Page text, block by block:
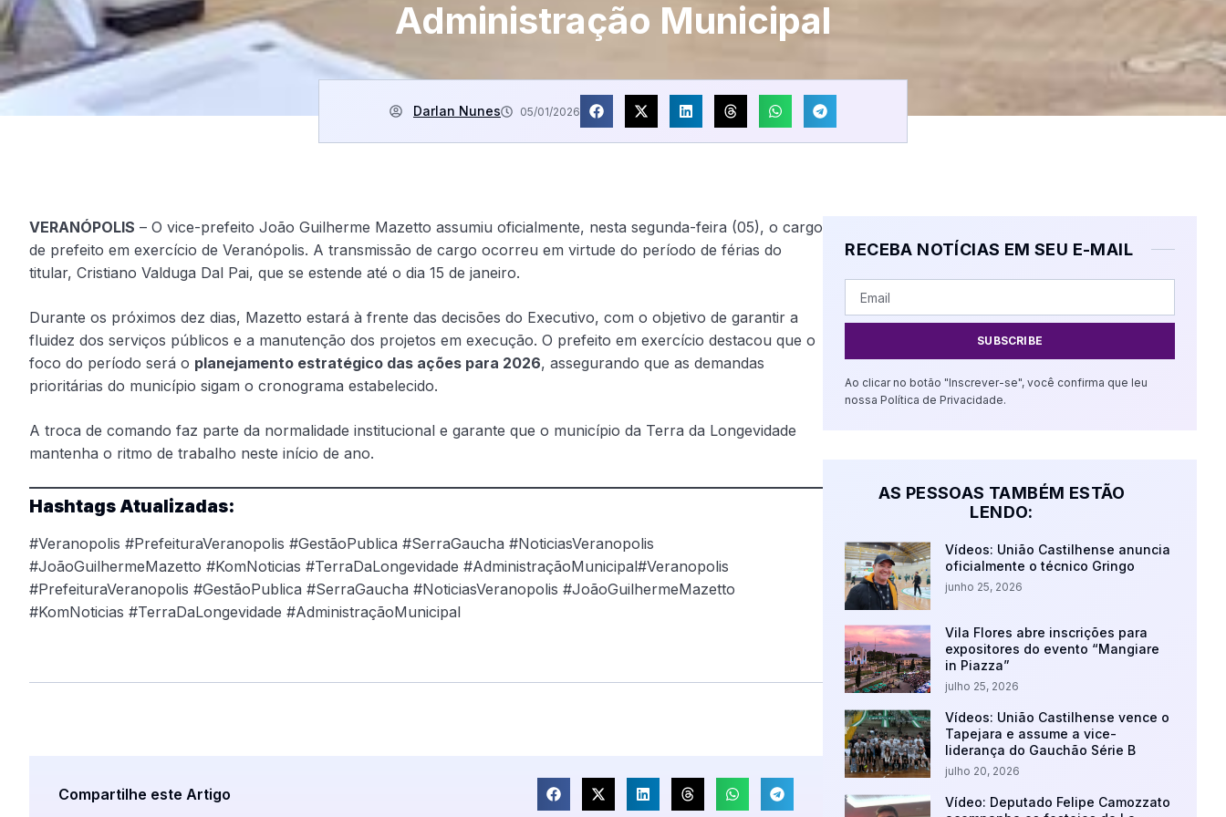
Administração Municipal
Darlan Nunes 05/01/2026
VERANÓPOLIS – O vice-prefeito João Guilherme Mazetto assumiu oficialmente, nesta segunda-feira (05), o cargo
de prefeito em exercício de Veranópolis. A transmissão de cargo ocorreu em virtude do período de férias do
titular, Cristiano Valduga Dal Pai, que se estende até o dia 15 de janeiro.
Durante os próximos dez dias, Mazetto estará à frente das decisões do Executivo, com o objetivo de garantir a
fluidez dos serviços públicos e a manutenção dos projetos em execução. O prefeito em exercício destacou que o
foco do período será o planejamento estratégico das ações para 2026, assegurando que as demandas
prioritárias do município sigam o cronograma estabelecido.
A troca de comando faz parte da normalidade institucional e garante que o município da Terra da Longevidade
mantenha o ritmo de trabalho neste início de ano.
Hashtags Atualizadas:
#Veranopolis #PrefeituraVeranopolis #GestãoPublica #SerraGaucha #NoticiasVeranopolis
#JoãoGuilhermeMazetto #KomNoticias #TerraDaLongevidade #AdministraçãoMunicipal#Veranopolis
#PrefeituraVeranopolis #GestãoPublica #SerraGaucha #NoticiasVeranopolis #JoãoGuilhermeMazetto
#KomNoticias #TerraDaLongevidade #AdministraçãoMunicipal
Compartilhe este Artigo
RECEBA NOTÍCIAS EM SEU E-MAIL
SUBSCRIBE
Ao clicar no botão "Inscrever-se", você confirma que leu
nossa Política de Privacidade.
AS PESSOAS TAMBÉM ESTÃO
LENDO:
Vídeos: União Castilhense anuncia
oficialmente o técnico Gringo
junho 25, 2026
Vila Flores abre inscrições para
expositores do evento “Mangiare
in Piazza”
julho 25, 2026
Vídeos: União Castilhense vence o
Tapejara e assume a vice-
liderança do Gauchão Série B
julho 20, 2026
Vídeo: Deputado Felipe Camozzato